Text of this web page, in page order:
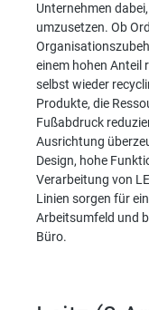
Unternehmen
umzusetzen. Ob
einem hohen Anteil
selbst wieder
Produkte, die
Fußabdruck
Ausrichtung
Design, hohe
Verarbeitung von
Linien sorgen für
Arbeitsumfeld und
Büro.